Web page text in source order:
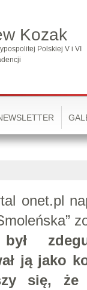
Kozak
Polskiej V i VI
onet.pl
ją jako
się,